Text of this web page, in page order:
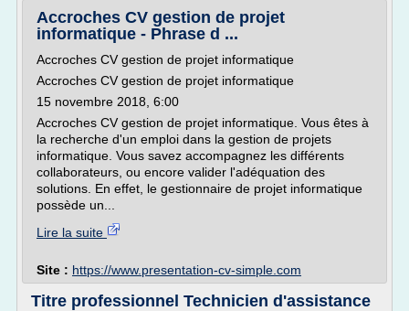
Accroches CV gestion de projet
informatique - Phrase d ...
Accroches CV gestion de projet informatique
Accroches CV gestion de projet informatique
15 novembre 2018, 6:00
Accroches CV gestion de projet informatique. Vous êtes à
la recherche d'un emploi dans la gestion de projets
informatique. Vous savez accompagnez les différents
collaborateurs, ou encore valider l'adéquation des
solutions. En effet, le gestionnaire de projet informatique
possède un...
Lire la suite
Site : https://www.presentation-cv-simple.com
Titre professionnel Technicien d'assistance